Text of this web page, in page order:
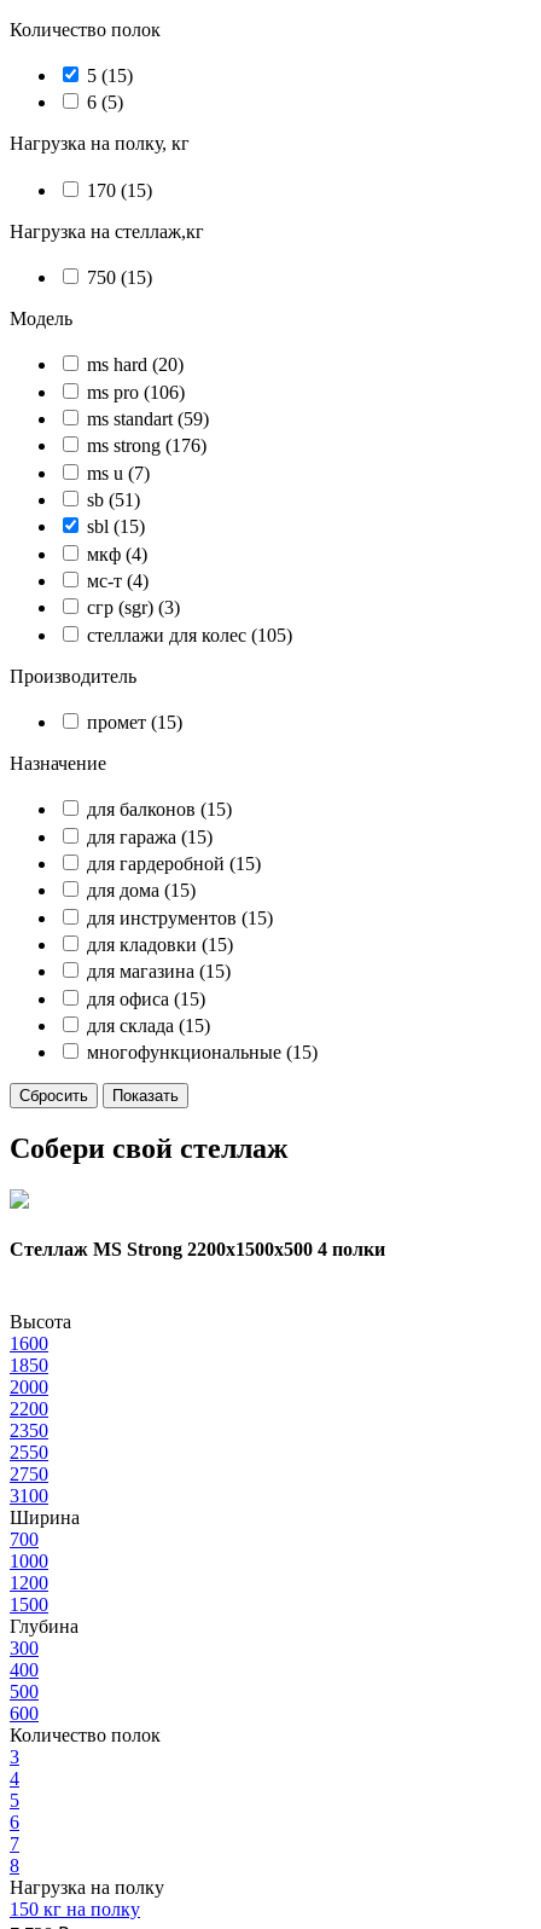
Количество полок
5 (15)
6 (5)
Нагрузка на полку, кг
170 (15)
Нагрузка на стеллаж,кг
750 (15)
Модель
ms hard (20)
ms pro (106)
ms standart (59)
ms strong (176)
ms u (7)
sb (51)
sbl (15)
мкф (4)
мс-т (4)
сгр (sgr) (3)
стеллажи для колес (105)
Производитель
промет (15)
Назначение
для балконов (15)
для гаража (15)
для гардеробной (15)
для дома (15)
для инструментов (15)
для кладовки (15)
для магазина (15)
для офиса (15)
для склада (15)
многофункциональные (15)
Собери свой стеллаж
Стеллаж MS Strong 2200х1500x500 4 полки
Высота
1600
1850
2000
2200
2350
2550
2750
3100
Ширина
700
1000
1200
1500
Глубина
300
400
500
600
Количество полок
3
4
5
6
7
8
Нагрузка на полку
150 кг на полку